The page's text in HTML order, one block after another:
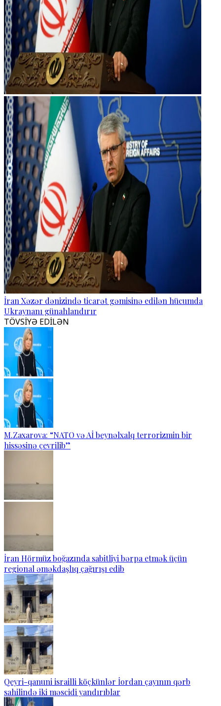
İran Xəzər dənizində ticarət gəmisinə edilən hücumda
Ukraynanı günahlandırır
TÖVSİYƏ EDİLƏN
M.Zaxarova: “NATO və Aİ beynəlxalq terrorizmin bir
hissəsinə çevrilib”
İran Hörmüz boğazında sabitliyi bərpa etmək üçün
regional əməkdaşlıq çağırışı edib
Qeyri-qanuni israilli köçkünlər İordan çayının qərb
sahilində iki məscidi yandırıblar